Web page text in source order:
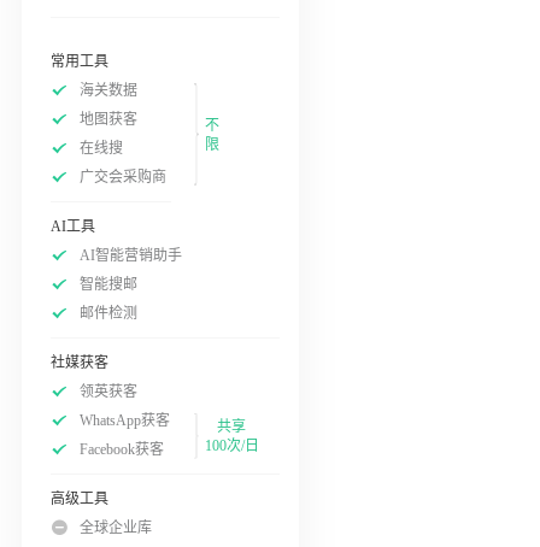
常用工具
海关数据
地图获客
在线搜
广交会采购商
不
限
AI工具
AI智能营销助手
智能搜邮
邮件检测
社媒获客
领英获客
WhatsApp获客
Facebook获客
共享
100次/日
高级工具
全球企业库